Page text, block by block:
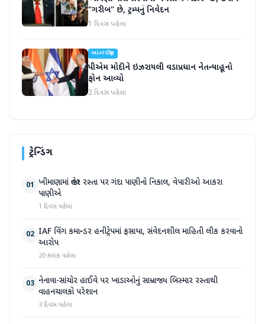
"ગરીબ" છે, ટ્રમ્પનું નિવેદન
1 દિવસ પહેલા
આંતરરાષ્ટ્રીય
પીએમ મોદીને ઇઝરાયલી વડાપ્રધાન નેતન્યાહૂનો
ફોન આવ્યો
2 દિવસ પહેલા
ટ્રેન્ડિંગ
01 ખીમાણામાં જાહેર રસ્તા પર ગંદા પાણીનો નિકાલ, વેપારીઓ આકરા
પાણીએ
1 દિવસ પહેલા
02 IAF વિંગ કમાન્ડર હનીટ્રેપમાં ફસાયા, સંવેદનશીલ માહિતી લીક કરવાનો
આરોપ
20 કલાક પહેલા
03 નેનાવા-સાંચોર હાઈવે પર ખાડાઓનું સામ્રાજ્ય બિસ્માર રસ્તાથી
વાહનચાલકો પરેશાન
3 દિવસ પહેલા